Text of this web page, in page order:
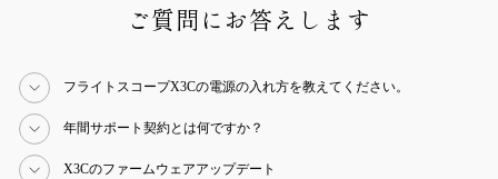
ご質問にお答えします
フライトスコープX3Cの電源の入れ方を教えてください。
年間サポート契約とは何ですか？
X3Cのファームウェアアップデート